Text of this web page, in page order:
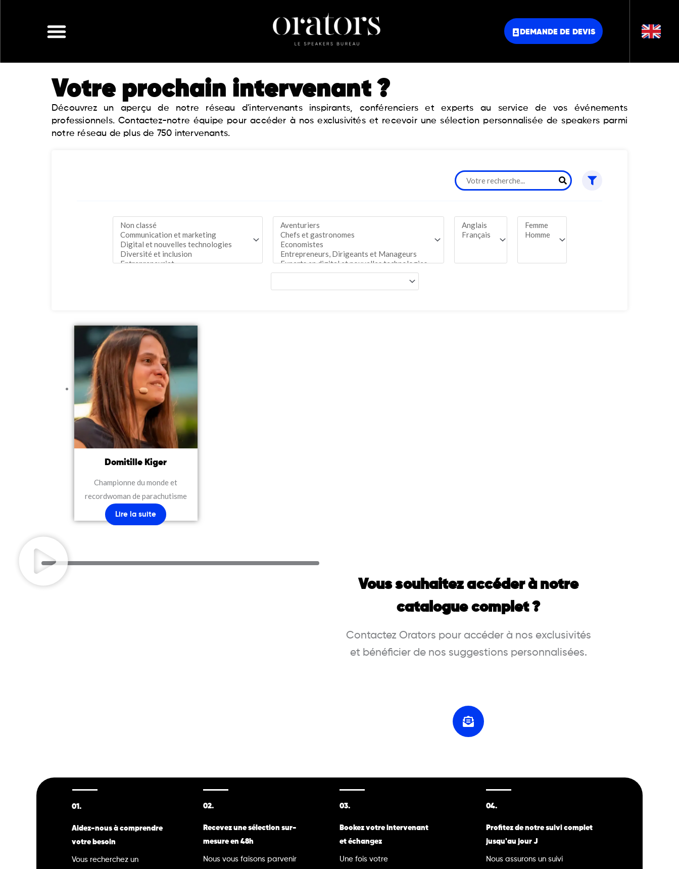
DEMANDE DE DEVIS
Votre prochain intervenant ?
Découvrez un aperçu de notre réseau d'intervenants inspirants, conférenciers et experts au service de vos événements
professionnels. Contactez-notre équipe pour accéder à nos exclusivités et recevoir une sélection personnalisée de speakers parmi
notre réseau de plus de 750 intervenants.
Domitille Kiger
Championne du monde et
recordwoman de parachutisme
Lire la suite
Vous souhaitez accéder à notre
catalogue complet ?
Contactez Orators pour accéder à nos exclusivités
et bénéficier de nos suggestions personnalisées.
01.
Aidez-nous à comprendre
votre besoin
Vous recherchez un
02.
Recevez une sélection sur-
mesure en 48h
Nous vous faisons parvenir
03.
Bookez votre intervenant
et échangez
Une fois votre
04.
Profitez de notre suivi complet
jusqu'au jour J
Nous assurons un suivi